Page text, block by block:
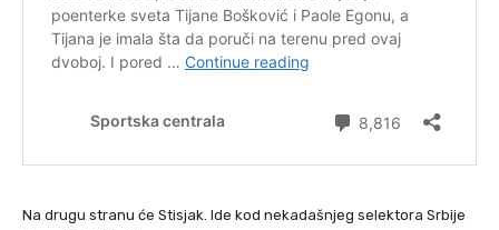
Na drugu stranu će Stisjak. Ide kod nekadašnjeg selektora Srbije